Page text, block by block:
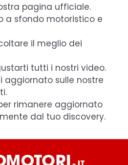
pagina ufficiale.
a sfondo motoristico e
il meglio dei
tutti i nostri video.
aggiornato sulle nostre
rimanere aggiornato
dal tuo discovery.